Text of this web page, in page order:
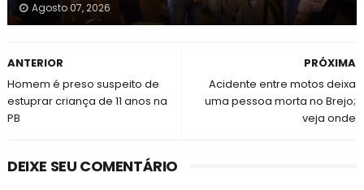
Agosto 07, 2026
PRÓXIMA
Acidente entre motos deixa
uma pessoa morta no Brejo;
veja onde
ANTERIOR
Homem é preso suspeito de
estuprar criança de 11 anos na
PB
DEIXE SEU COMENTÁRIO